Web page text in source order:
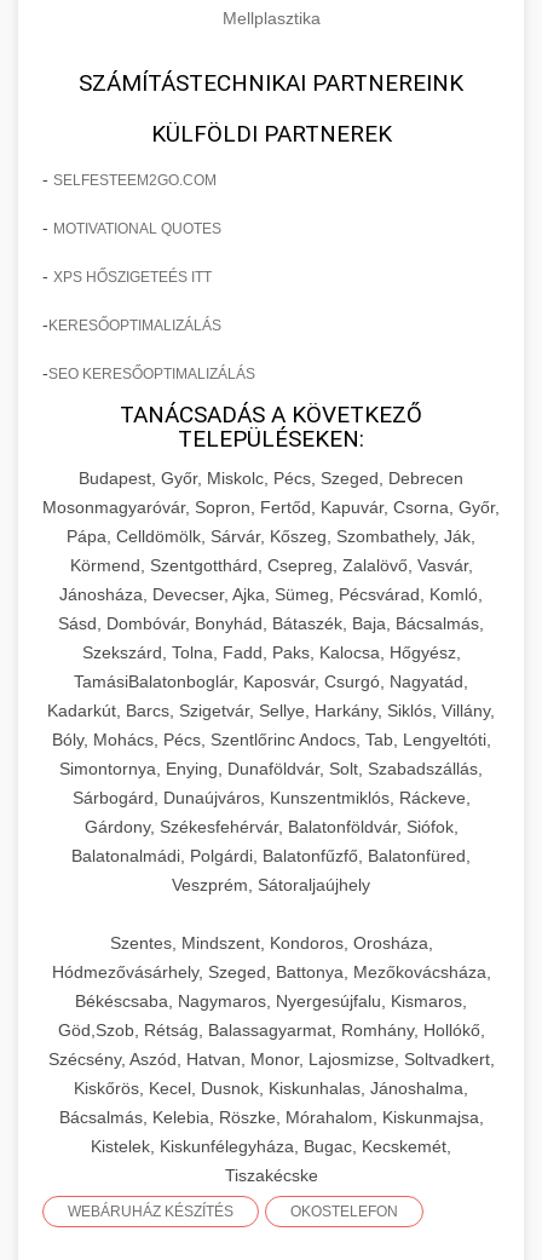
Mellplasztika
SZÁMÍTÁSTECHNIKAI PARTNEREINK
KÜLFÖLDI PARTNEREK
- SELFESTEEM2GO.COM
- MOTIVATIONAL QUOTES
- XPS HŐSZIGETEÉS ITT
- KERESŐOPTIMALIZÁLÁS
-SEO KERESŐOPTIMALIZÁLÁS
TANÁCSADÁS A KÖVETKEZŐ
TELEPÜLÉSEKEN:
Budapest, Győr, Miskolc, Pécs, Szeged, Debrecen
Mosonmagyaróvár, Sopron, Fertőd, Kapuvár, Csorna, Győr,
Pápa, Celldömölk, Sárvár, Kőszeg, Szombathely, Ják,
Körmend, Szentgotthárd, Csepreg, Zalalövő, Vasvár,
Jánosháza, Devecser, Ajka, Sümeg, Pécsvárad, Komló,
Sásd, Dombóvár, Bonyhád, Bátaszék, Baja, Bácsalmás,
Szekszárd, Tolna, Fadd, Paks, Kalocsa, Hőgyész,
TamásiBalatonboglár, Kaposvár, Csurgó, Nagyatád,
Kadarkút, Barcs, Szigetvár, Sellye, Harkány, Siklós, Villány,
Bóly, Mohács, Pécs, Szentlőrinc Andocs, Tab, Lengyeltóti,
Simontornya, Enying, Dunaföldvár, Solt, Szabadszállás,
Sárbogárd, Dunaújváros, Kunszentmiklós, Ráckeve,
Gárdony, Székesfehérvár, Balatonföldvár, Siófok,
Balatonalmádi, Polgárdi, Balatonfűzfő, Balatonfüred,
Veszprém, Sátoraljaújhely
Szentes, Mindszent, Kondoros, Orosháza,
Hódmezővásárhely, Szeged, Battonya, Mezőkovácsháza,
Békéscsaba, Nagymaros, Nyergesújfalu, Kismaros,
Göd,Szob, Rétság, Balassagyarmat, Romhány, Hollókő,
Szécsény, Aszód, Hatvan, Monor, Lajosmizse, Soltvadkert,
Kiskőrös, Kecel, Dusnok, Kiskunhalas, Jánoshalma,
Bácsalmás, Kelebia, Röszke, Mórahalom, Kiskunmajsa,
Kistelek, Kiskunfélegyháza, Bugac, Kecskemét,
Tiszakécske
WEBÁRUHÁZ KÉSZÍTÉS OKOSTELEFON